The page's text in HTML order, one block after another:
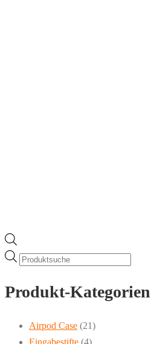
Products
Produkt-Kategorien
Airpod Case (21)
Eingabestifte (4)